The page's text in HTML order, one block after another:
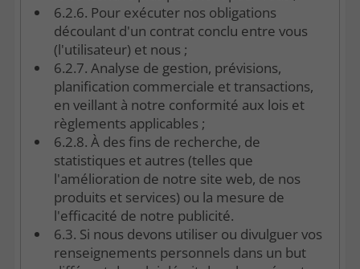
6.2.6. Pour exécuter nos obligations
découlant d'un contrat conclu entre vous
(l'utilisateur) et nous ;
6.2.7. Analyse de gestion, prévisions,
planification commerciale et transactions,
en veillant à notre conformité aux lois et
règlements applicables ;
6.2.8. À des fins de recherche, de
statistiques et autres (telles que
l'amélioration de notre site web, de nos
produits et services) ou la mesure de
l'efficacité de notre publicité.
6.3. Si nous devons utiliser ou divulguer vos
renseignements personnels dans un but